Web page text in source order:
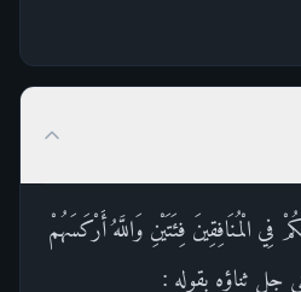
فِي الْمُنَافِقِينَ فِئَتَيْنِ وَاللَّهُ أَرْكَسَهُمْ
جل ثناؤه بقوله :